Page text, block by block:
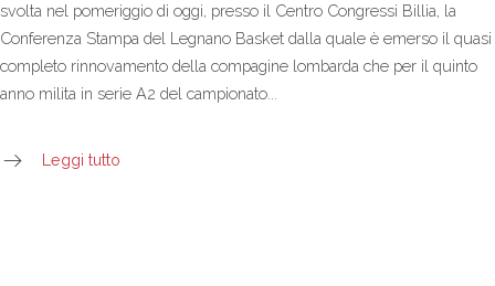
svolta nel pomeriggio di oggi, presso il Centro Congressi Billia, la
Conferenza Stampa del Legnano Basket dalla quale è emerso il quasi
completo rinnovamento della compagine lombarda che per il quinto
anno milita in serie A2 del campionato...
Leggi tutto